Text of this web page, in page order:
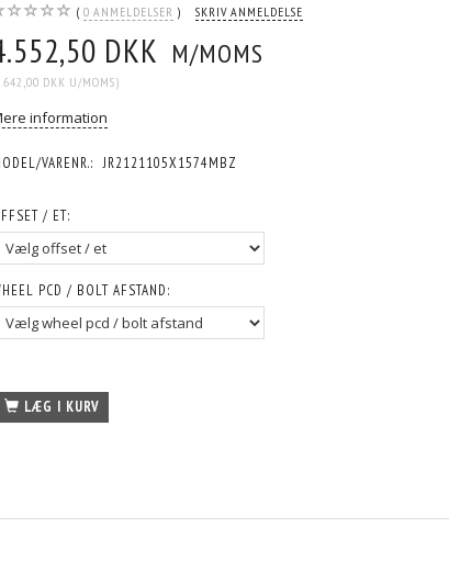
0 ANMELDELSER SKRIV ANMELDELSE
DKK M/MOMS
DKK U/MOMS)
information
VARENR.: JR2121105X1574MBZ
/ ET:
PCD / BOLT AFSTAND:
LÆG I KURV